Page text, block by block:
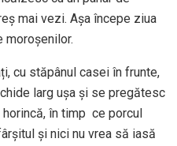
mai vezi. Așa începe ziua
moroșenilor.
cu stăpânul casei în frunte,
larg uşa și se pregătesc
în timp ce porcul
și nici nu vrea să iasă